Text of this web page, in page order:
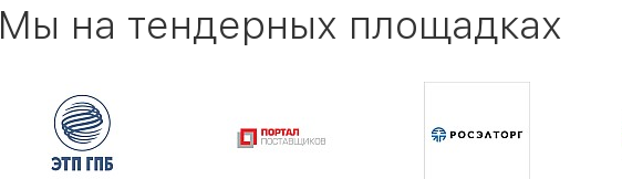
Мы на тендерных площадках